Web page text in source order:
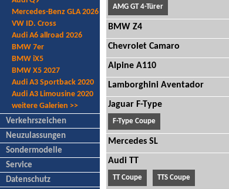
Mercedes-Benz GLA 2026
VW ID. Cross
Audi A6 allroad 2026
BMW 7er
BMW iX5
BMW X5 2027
Audi A3 Sportback 2020
Audi A3 Limousine 2020
weitere Galerien >>
Verkehrszeichen
Neuzulassungen
Sondermodelle
Service
Datenschutz
AMG GT 4-Türer
BMW Z4
Chevrolet Camaro
Alpine A110
Lamborghini Aventador
Jaguar F-Type
F-Type Coupe
Mercedes SL
Audi TT
TT Coupe TTS Coupe